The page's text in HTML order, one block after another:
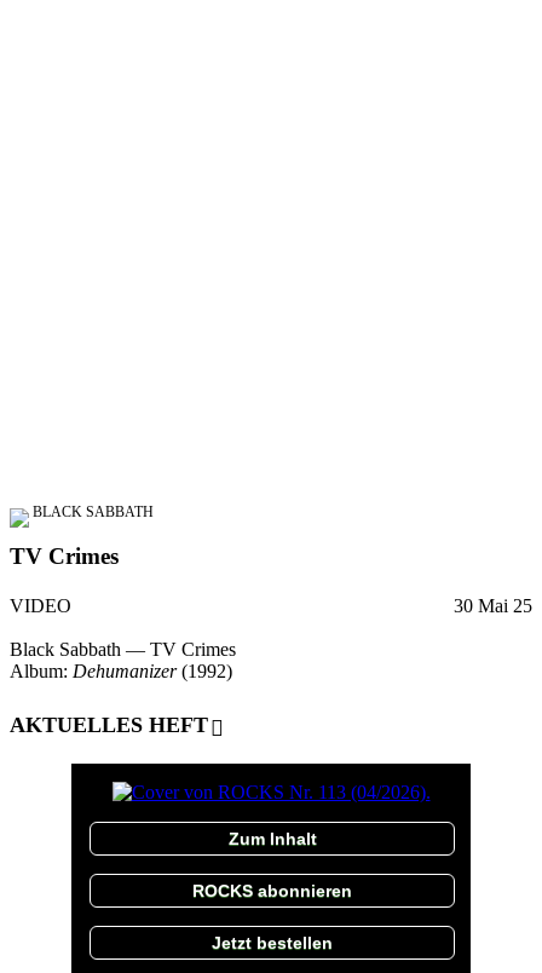
BLACK SABBATH
TV Crimes
VIDEO 30 Mai 25
Black Sabbath — TV Crimes
Album: Dehumanizer(1992)
AKTUELLES HEFT
Zum Inhalt
ROCKS abonnieren
Jetzt bestellen